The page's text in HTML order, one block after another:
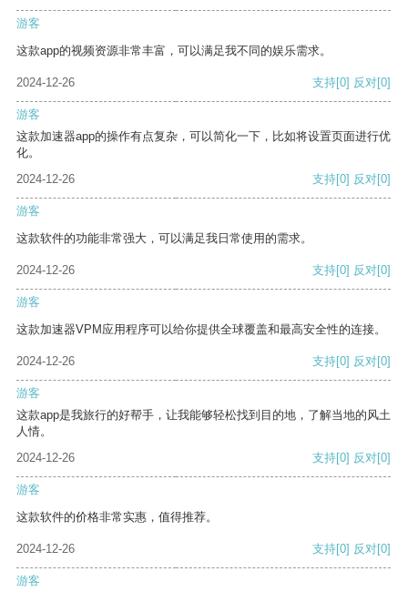
游客
这款app的视频资源非常丰富，可以满足我不同的娱乐需求。
2024-12-26 支持[0] 反对[0]
游客
这款加速器app的操作有点复杂，可以简化一下，比如将设置页面进行优
化。
2024-12-26
支持[0] 反对[0]
游客
这款软件的功能非常强大，可以满足我日常使用的需求。
2024-12-26 支持[0] 反对[0]
游客
这款加速器VPM应用程序可以给你提供全球覆盖和最高安全性的连接。
2024-12-26 支持[0] 反对[0]
游客
这款app是我旅行的好帮手，让我能够轻松找到目的地，了解当地的风土
人情。
2024-12-26
支持[0] 反对[0]
游客
这款软件的价格非常实惠，值得推荐。
2024-12-26 支持[0] 反对[0]
游客